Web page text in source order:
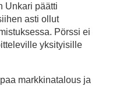
Unkari päätti
asti ollut
Pörssi ei
yksityisille
markkinatalous ja